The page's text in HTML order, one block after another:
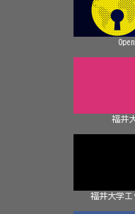
福井
福井大学エ